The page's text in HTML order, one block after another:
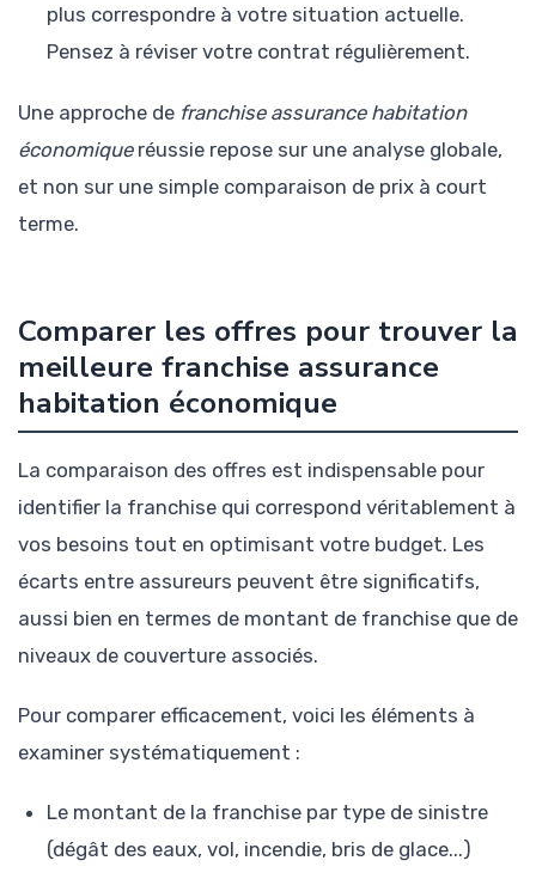
plus correspondre à votre situation actuelle.
Pensez à réviser votre contrat régulièrement.
Une approche de franchise assurance habitation
économiqueréussie repose sur une analyse globale,
et non sur une simple comparaison de prix à court
terme.
Comparer les offres pour trouver la
meilleure franchise assurance
habitation économique
La comparaison des offres est indispensable pour
identifier la franchise qui correspond véritablement à
vos besoins tout en optimisant votre budget. Les
écarts entre assureurs peuvent être significatifs,
aussi bien en termes de montant de franchise que de
niveaux de couverture associés.
Pour comparer efficacement, voici les éléments à
examiner systématiquement :
Le montant de la franchise par type de sinistre
(dégât des eaux, vol, incendie, bris de glace...)